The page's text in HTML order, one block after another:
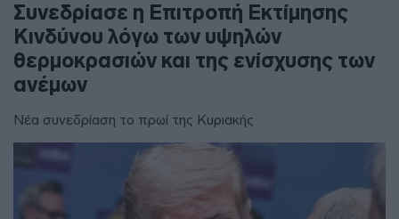
Συνεδρίασε η Επιτροπή Εκτίμησης
Κινδύνου λόγω των υψηλών
θερμοκρασιών και της ενίσχυσης των
ανέμων
Νέα συνεδρίαση το πρωί της Κυριακής